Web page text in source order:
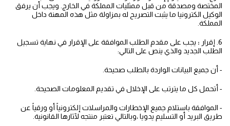
المختصة ومصدقة من قبل ممثليات المملكة في الخارج. ويجب أن يرفق
الوكيل الكترونيا ما يثبت التصريح له بمزاولة مثل هذه المهنة داخل
المملكة.
6. إقرار : يجب على مقدم الطلب الموافقة على الإقرار في نهاية تسجيل
الطلب الجديد والذي ينص على التالي:
- أن جميع البيانات الواردة بالطلب صحيحة.
- أتحمل كل ما يترتب على الإخلال في تقديم المعلومات الصحيحة.
- الموافقة باستلام جميع الإخطارات والمراسلات إلكترونياً أو ورقياً عن
طريق البريد أو التسليم يدويا ،وبالتالي تعتبر منتجه لآثارها القانونية.